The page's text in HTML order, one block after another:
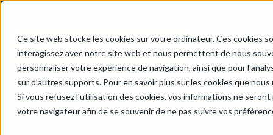
Ce site web stocke les cookies sur votre ordinateur. Ces cookies
interagissez avec notre site web et nous permettent de nous
personnaliser votre expérience de navigation, ainsi que pour
sur d'autres supports. Pour en savoir plus sur les cookies que
Si vous refusez l'utilisation des cookies, vos informations ne
votre navigateur afin de se souvenir de ne pas suivre vos
Produits
Accueil/ Informations sur le tracteur pousseur/ La
Tracteur pousseur - Matériel de manutention